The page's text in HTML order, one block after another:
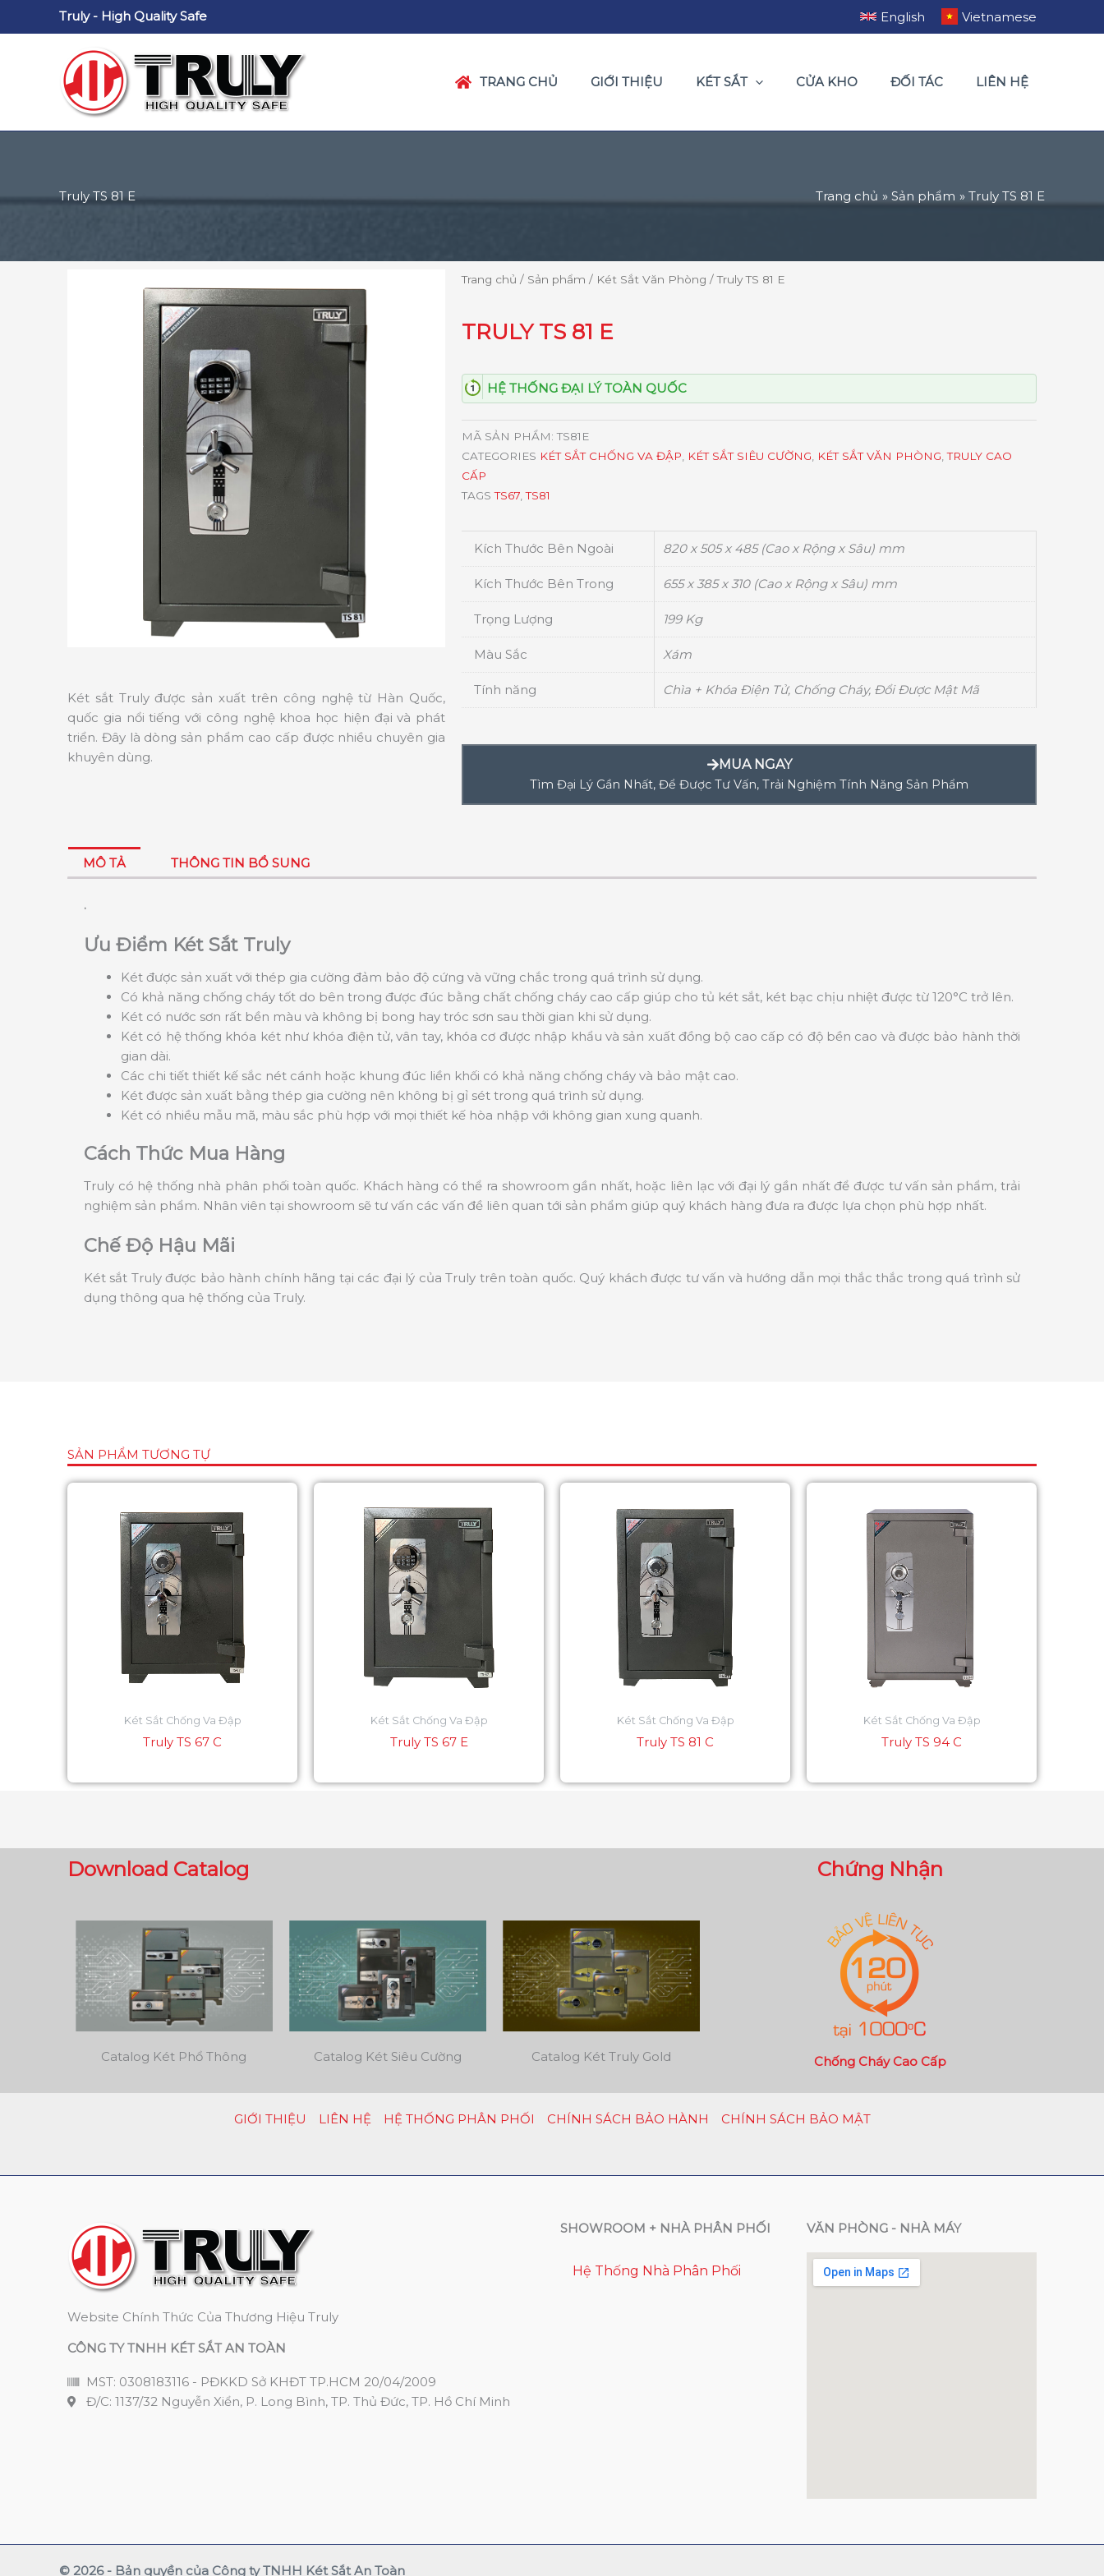
Truly - High Quality Safe English Vietnamese
TRANG CHỦ GIỚI THIỆU KÉT SẮT CỬA KHO ĐỐI TÁC LIÊN HỆ
Truly TS 81 E Trang chủ Sản phẩm Truly TS 81 E
Két sắt Truly được sản xuất trên công nghệ từ Hàn Quốc,
quốc gia nổi tiếng với công nghệ khoa học hiện đại và phát
triển. Đây là dòng sản phẩm cao cấp được nhiều chuyên gia
khuyên dùng.
Trang chủ / Sản phẩm / Két Sắt Văn Phòng / Truly TS 81 E
TRULY TS 81 E
HỆ THỐNG ĐẠI LÝ TOÀN QUỐC
MÃ SẢN PHẨM:TS81E
CATEGORIES KÉT SẮT CHỐNG VA ĐẬP KÉT SẮT SIÊU CƯỜNG KÉT SẮT VĂN PHÒNG ,TRULY CAO
CẤP
TAGS TS67 ,TS81
Kích Thước Bên Ngoài 820 x 505 x 485 (Cao x Rộng x Sâu) mm
Kích Thước Bên Trong 655 x 385 x 310 (Cao x Rộng x Sâu) mm
Trọng Lượng 199 Kg
Màu Sắc Xám
Tính năng Chìa + Khóa Điện Tử, Chống Cháy, Đổi Được Mật Mã
MUA NGAY
Tìm Đại Lý Gần Nhất, Để Được Tư Vấn, Trải Nghiệm Tính Năng Sản Phẩm
MÔ TẢ THÔNG TIN BỔ SUNG
.
Ưu Điểm Két Sắt Truly
Két được sản xuất với thép gia cường đảm bảo độ cứng và vững chắc trong quá trình sử dụng.
Có khả năng chống cháy tốt do bên trong được đúc bằng chất chống cháy cao cấp giúp cho tủ két sắt, két bạc chịu nhiệt được từ 120°C trở lên.
Két có nước sơn rất bền màu và không bị bong hay tróc sơn sau thời gian khi sử dụng.
Két có hệ thống khóa két như khóa điện tử, vân tay, khóa cơ được nhập khẩu và sản xuất đồng bộ cao cấp có độ bền cao và được bảo hành thời
gian dài.
Các chi tiết thiết kế sắc nét cánh hoặc khung đúc liền khối có khả năng chống cháy và bảo mật cao.
Két được sản xuất bằng thép gia cường nên không bị gỉ sét trong quá trình sử dụng.
Két có nhiều mẫu mã, màu sắc phù hợp với mọi thiết kế hòa nhập với không gian xung quanh.
Cách Thức Mua Hàng
Truly có hệ thống nhà phân phối toàn quốc. Khách hàng có thể ra showroom gần nhất, hoặc liên lạc với đại lý gần nhất để được tư vấn sản phẩm, trải
nghiệm sản phẩm. Nhân viên tại showroom sẽ tư vấn các vấn đề liên quan tới sản phẩm giúp quý khách hàng đưa ra được lựa chọn phù hợp nhất.
Chế Độ Hậu Mãi
Két sắt Truly được bảo hành chính hãng tại các đại lý của Truly trên toàn quốc. Quý khách được tư vấn và hướng dẫn mọi thắc thắc trong quá trình sử
dụng thông qua hệ thống của Truly.
SẢN PHẨM TƯƠNG TỰ
Két Sắt Chống Va Đập
Truly TS 67 C
Két Sắt Chống Va Đập
Truly TS 67 E
Két Sắt Chống Va Đập
Truly TS 81 C
Két Sắt Chống Va Đập
Truly TS 94 C
Download Catalog
Catalog Két Phổ Thông Catalog Két Siêu Cường Catalog Két Truly Gold
Chứng Nhận
Chống Cháy Cao Cấp
GIỚI THIỆU LIÊN HỆ HỆ THỐNG PHÂN PHỐI CHÍNH SÁCH BẢO HÀNH CHÍNH SÁCH BẢO MẬT
Website Chính Thức Của Thương Hiệu Truly
CÔNG TY TNHH KÉT SẮT AN TOÀN
MST: 0308183116 - PĐKKD Sở KHĐT TP.HCM 20/04/2009
Đ/C: 1137/32 Nguyễn Xiển, P. Long Bình, TP. Thủ Đức, TP. Hồ Chí Minh
SHOWROOM + NHÀ PHÂN PHỐI
Hệ Thống Nhà Phân Phối
VĂN PHÒNG - NHÀ MÁY
© 2026 - Bản quyền của Công ty TNHH Két Sắt An Toàn